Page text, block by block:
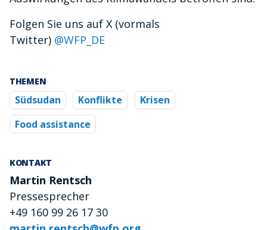
Folgen Sie uns auf X (vormals
Twitter) @WFP_DE
THEMEN
Südsudan Konflikte
Krisen
Food assistance
KONTAKT
Martin Rentsch
Pressesprecher
+49 160 99 26 17 30